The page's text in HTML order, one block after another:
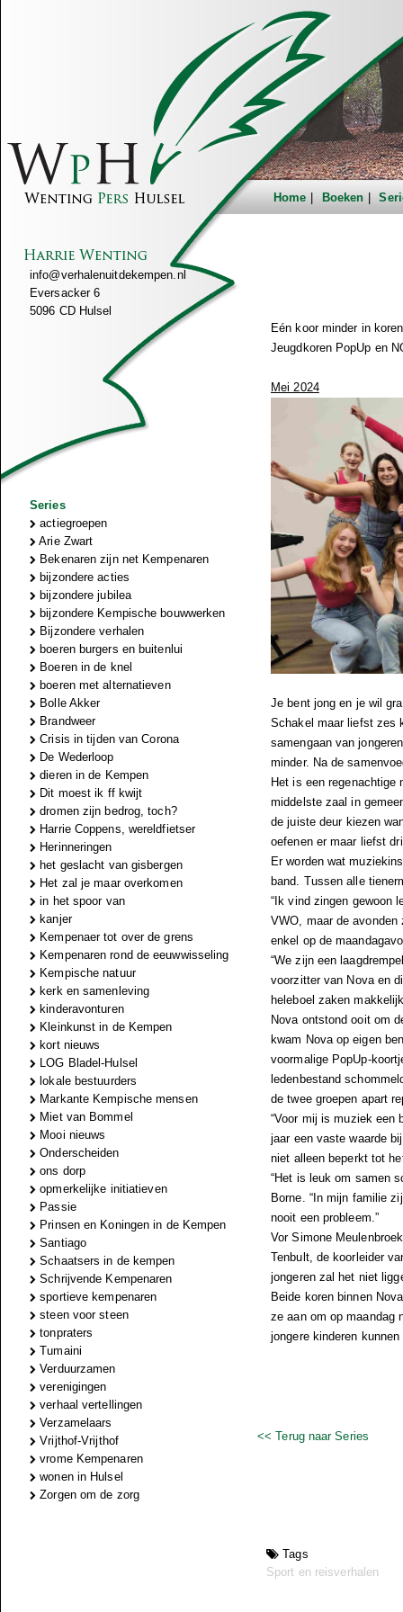
Home Boeken
info@verhalenuitdekempen.nl
Eversacker 6
5096 CD Hulsel
Series
actiegroepen
Arie Zwart
Bekenaren zijn net Kempenaren
bijzondere acties
bijzondere jubilea
bijzondere Kempische bouwwerken
Bijzondere verhalen
boeren burgers en buitenlui
Boeren in de knel
boeren met alternatieven
Bolle Akker
Brandweer
Crisis in tijden van Corona
De Wederloop
dieren in de Kempen
Dit moest ik ff kwijt
dromen zijn bedrog, toch?
Harrie Coppens, wereldfietser
Herinneringen
het geslacht van gisbergen
Het zal je maar overkomen
in het spoor van
kanjer
Kempenaer tot over de grens
Kempenaren rond de eeuwwisseling
Kempische natuur
kerk en samenleving
kinderavonturen
Kleinkunst in de Kempen
kort nieuws
LOG Bladel-Hulsel
lokale bestuurders
Markante Kempische mensen
Miet van Bommel
Mooi nieuws
Onderscheiden
ons dorp
opmerkelijke initiatieven
Passie
Prinsen en Koningen in de Kempen
Santiago
Schaatsers in de kempen
Schrijvende Kempenaren
sportieve kempenaren
steen voor steen
tonpraters
Tumaini
Verduurzamen
verenigingen
verhaal vertellingen
Verzamelaars
Vrijthof-Vrijthof
vrome Kempenaren
wonen in Hulsel
Zorgen om de zorg
Eén koor minder in
Jeugdkoren PopUp en
Mei 2024
Je bent jong en je wil
Schakel maar liefst zes
samengaan van
minder. Na de
Het is een regenachtige
middelste zaal in
de juiste deur kiezen
oefenen er maar liefst
Er worden wat
band. Tussen alle
“Ik vind zingen gewoon
VWO, maar de
enkel op de
“We zijn een
voorzitter van Nova en
heleboel zaken
Nova ontstond ooit om
kwam Nova op eigen
voormalige PopUp-
ledenbestand
de twee groepen apart
“Voor mij is muziek een
jaar een vaste waarde
niet alleen beperkt tot
“Het is leuk om samen
Borne. “In mijn familie
nooit een probleem.”
Vor Simone
Tenbult, de koorleider
jongeren zal het niet
Beide koren binnen
ze aan om op maandag
jongere kinderen
<< Terug naar Series
Tags
Sport en reisverhalen